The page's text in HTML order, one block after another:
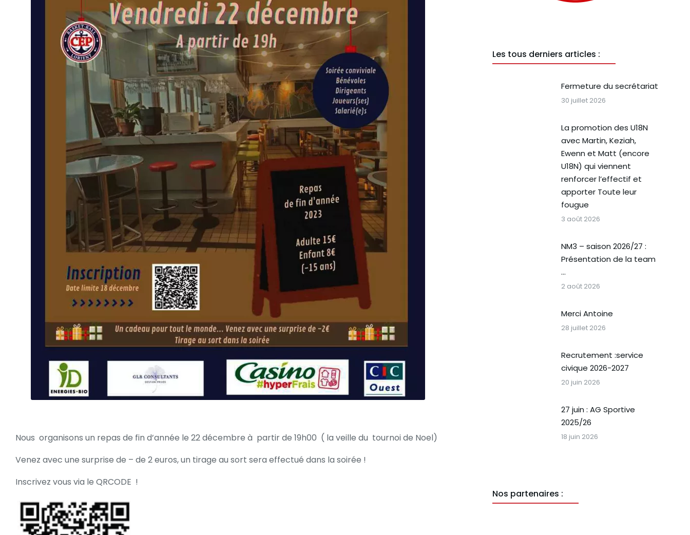
Nous organisons un repas de fin d’année le 22 décembre à partir de 19h00 ( la veille du tournoi de Noel)
Venez avec une surprise de – de 2 euros, un tirage au sort sera effectué dans la soirée !
Inscrivez vous via le QRCODE !
Les tous derniers articles :
Fermeture du secrétariat
30 juillet 2026
La promotion des U18N
avec Martin, Keziah,
Ewenn et Matt (encore
U18N) qui viennent
renforcer l’effectif et
apporter Toute leur
fougue
3 août 2026
NM3 – saison 2026/27 :
Présentation de la team
…
2 août 2026
Merci Antoine
28 juillet 2026
Recrutement :service
civique 2026-2027
20 juin 2026
27 juin : AG Sportive
2025/26
18 juin 2026
Nos partenaires :